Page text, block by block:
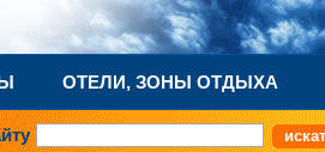
ОТЕЛИ, ЗОНЫ ОТДЫХА